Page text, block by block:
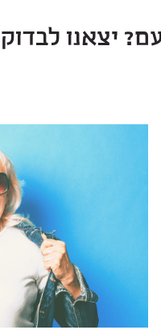
לבדוק.